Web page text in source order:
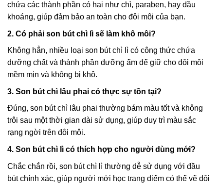
chứa các thành phần có hại như chì, paraben, hay dầu
khoáng, giúp đảm bảo an toàn cho đôi môi của bạn.
2. Có phải son bút chì lì sẽ làm khô môi?
Không hẳn, nhiều loại son bút chì lì có công thức chứa
dưỡng chất và thành phần dưỡng ẩm để giữ cho đôi môi
mềm mịn và không bị khô.
3. Son bút chì lâu phai có thực sự tồn tại?
Đúng, son bút chì lâu phai thường bám màu tốt và không
trôi sau một thời gian dài sử dụng, giúp duy trì màu sắc
rạng ngời trên đôi môi.
4. Son bút chì lì có thích hợp cho người dùng mới?
Chắc chắn rồi, son bút chì lì thường dễ sử dụng với đầu
bút chính xác, giúp người mới học trang điểm có thể vẽ đôi